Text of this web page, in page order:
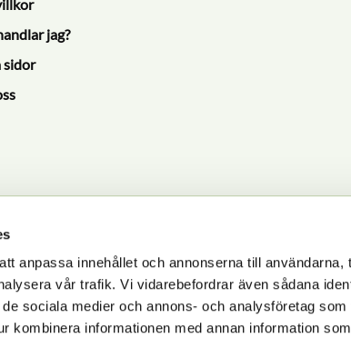
anpassa innehållet och annonserna till användarna,
vår trafik. Vi vidarebefordrar även sådana
sociala medier och annons- och analysföretag som
kombinera informationen med annan information
jag?
sidor
med vår integritetspolicy